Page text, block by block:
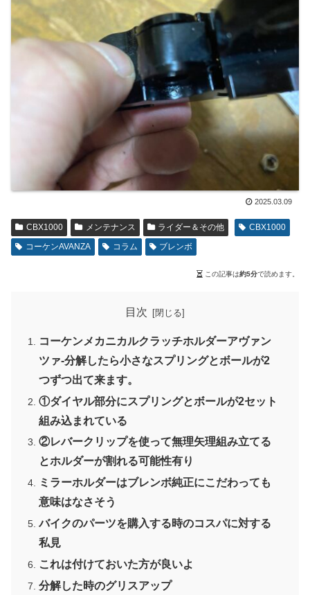
2025.03.09
CBX1000 メンテナンス ライダー＆その他
CBX1000
コーケンAVANZA
コラム ブレンボ
この記事は約5分で読めます。
目次
コーケンメカニカルクラッチホルダーアヴァン
ツァ-分解したら小さなスプリングとボールが2
つずつ出て来ます。
①ダイヤル部分にスプリングとボールが2セット
組み込まれている
②レバークリップを使って無理矢理組み立てる
とホルダーが割れる可能性有り
ミラーホルダーはブレンボ純正にこだわっても
意味はなさそう
バイクのパーツを購入する時のコスパに対する
私見
これは付けておいた方が良いよ
分解した時のグリスアップ